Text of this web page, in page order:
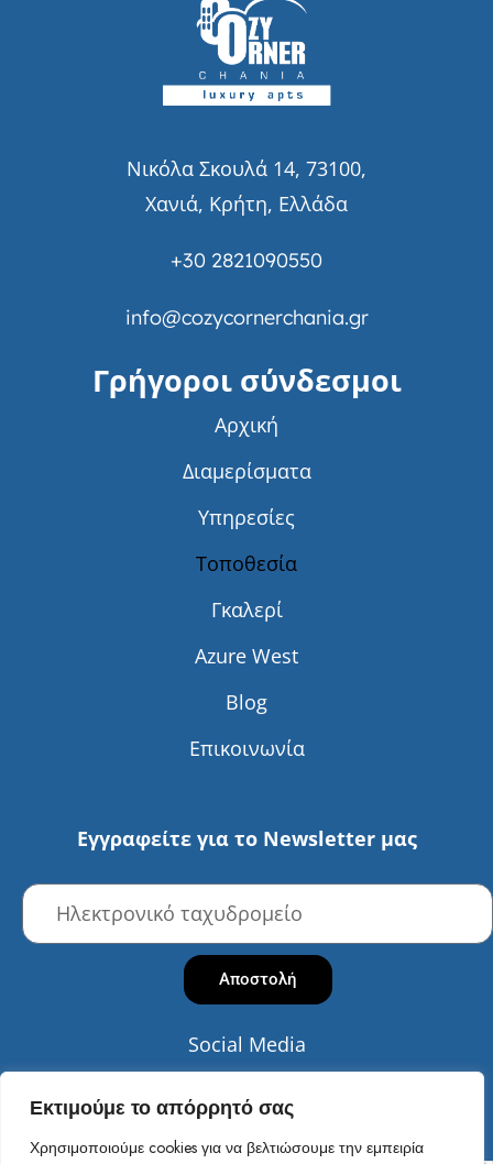
Εκτιμούμε το απόρρητό σας
Χρησιμοποιούμε cookies για να βελτιώσουμε την εμπειρία
Νικόλα Σκουλά 14, 73100,
Χανιά, Κρήτη, Ελλάδα
+30 2821090550
info@cozycornerchania.gr
Γρήγοροι σύνδεσμοι
Αρχική
Διαμερίσματα
Υπηρεσίες
Τοποθεσία
Γκαλερί
Azure West
Blog
Επικοινωνία
Εγγραφείτε για το Newsletter μας
Αποστολή
Social Media